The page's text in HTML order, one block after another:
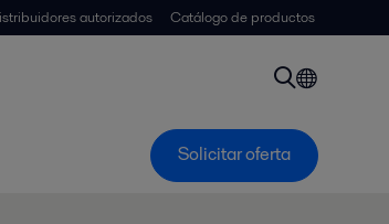
autorizados Catálogo de productos
Solicitar oferta